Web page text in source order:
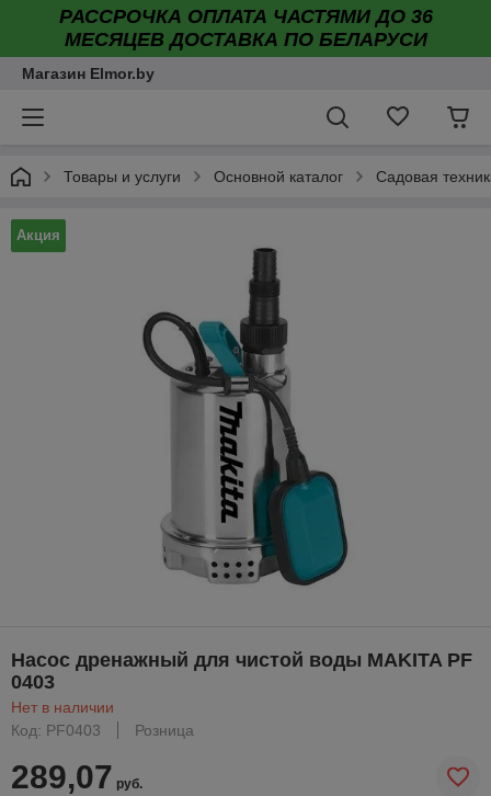
РАССРОЧКА ОПЛАТА ЧАСТЯМИ ДО 36
МЕСЯЦЕВ ДОСТАВКА ПО БЕЛАРУСИ
Магазин Elmor.by
Товары и услуги Основной каталог Садовая
Акция
Насос дренажный для чистой воды MAKITA PF
0403
Нет в наличии
Код: PF0403
Розница
289,07 руб.